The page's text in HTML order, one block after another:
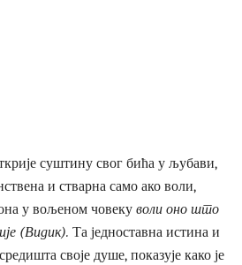
суштину свог бића у љубави,
и стварна само ако воли,
у вољеном човеку воли оно што
(Видик). Та једноставна истина и
своје душе, показује како је